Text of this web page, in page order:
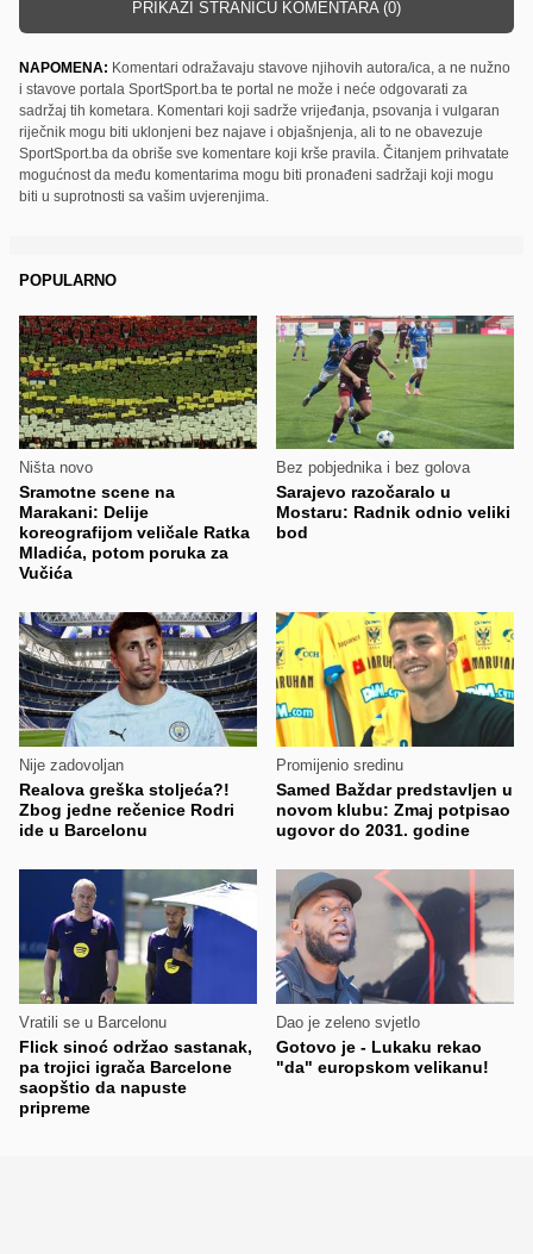
PRIKAŽI STRANICU KOMENTARA (0)
NAPOMENA: Komentari odražavaju stavove njihovih autora/ica, a ne nužno
i stavove portala SportSport.ba te portal ne može i neće odgovarati za
sadržaj tih kometara. Komentari koji sadrže vrijeđanja, psovanja i vulgaran
riječnik mogu biti uklonjeni bez najave i objašnjenja, ali to ne obavezuje
SportSport.ba da obriše sve komentare koji krše pravila. Čitanjem prihvatate
mogućnost da među komentarima mogu biti pronađeni sadržaji koji mogu
biti u suprotnosti sa vašim uvjerenjima.
POPULARNO
Ništa novo
Sramotne scene na
Marakani: Delije
koreografijom veličale Ratka
Mladića, potom poruka za
Vučića
Bez pobjednika i bez golova
Sarajevo razočaralo u
Mostaru: Radnik odnio veliki
bod
Nije zadovoljan
Realova greška stoljeća?!
Zbog jedne rečenice Rodri
ide u Barcelonu
Promijenio sredinu
Samed Baždar predstavljen u
novom klubu: Zmaj potpisao
ugovor do 2031. godine
Vratili se u Barcelonu
Flick sinoć održao sastanak,
pa trojici igrača Barcelone
saopštio da napuste
pripreme
Dao je zeleno svjetlo
Gotovo je - Lukaku rekao
"da" europskom velikanu!